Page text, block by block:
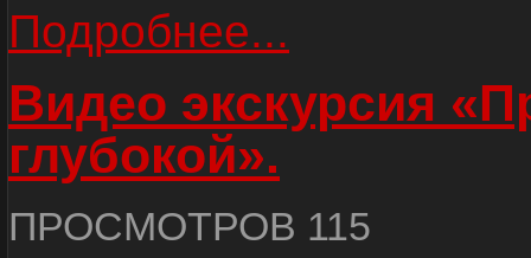
Подробнее...
Видео экскурсия
глубокой».
ПРОСМОТРОВ 115